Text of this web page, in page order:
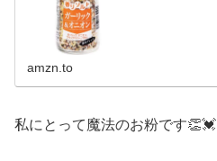
amzn.to
私にとって魔法のお粉です👏💓